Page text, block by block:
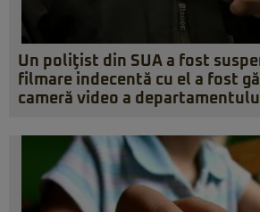
Un poliţist din SUA a fost
filmare indecentă cu el a fost
cameră video a